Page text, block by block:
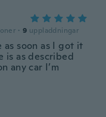
· 9 uppladdningar
soon as I got it
is as described
any car I’m